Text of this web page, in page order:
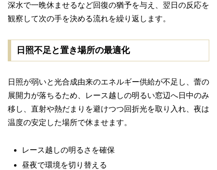
深水で一晩休ませるなど回復の猶予を与え、翌日の反応を
観察して次の手を決める流れを繰り返します。
日照不足と置き場所の最適化
日照が弱いと光合成由来のエネルギー供給が不足し、蕾の
展開力が落ちるため、レース越しの明るい窓辺へ日中のみ
移し、直射や熱だまりを避けつつ回折光を取り入れ、夜は
温度の安定した場所で休ませます。
レース越しの明るさを確保
昼夜で環境を切り替える